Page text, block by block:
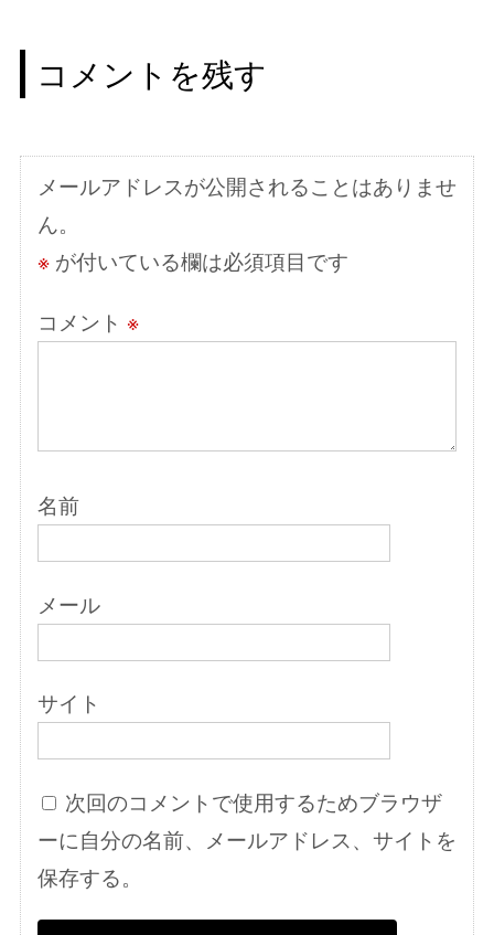
ビ
ゲ
シ
ョ
ン
コメントを残す
メールアドレスが公開されることはありませ
ん。
※が付いている欄は必須項目です
コメント ※
名前
メール
サイト
次回のコメントで使用するためブラウザ
ーに自分の名前、メールアドレス、サイトを
保存する。